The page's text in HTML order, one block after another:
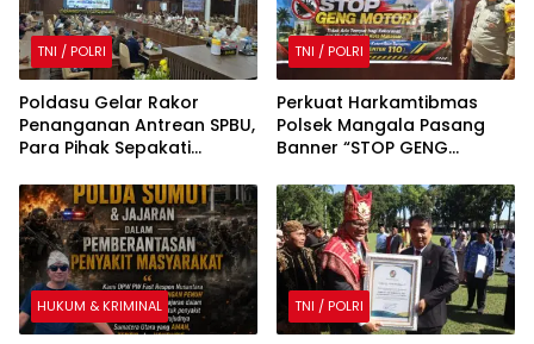
TNI / POLRI
Poldasu Gelar Rakor
Penanganan Antrean SPBU,
Para Pihak Sepakati
Distribusi
TNI / POLRI
Perkuat Harkamtibmas
Polsek Mangala Pasang
Banner “STOP GENG
HUKUM & KRIMINAL TNI / POLRI